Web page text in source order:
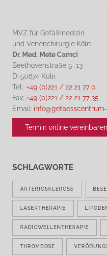
MVZ für Gefäßmedizin
und Venenchirurgie Köln
Dr. Med. Mete Camci
Beethovenstraße 5–13
D-50674 Köln
Tel.: +49 (0)221 / 22 21 77 0
Fax: +49 (0)221 / 22 21 77 35
Email:
Termin online vereinbaren
SCHLAGWORTE
ARTERIOSKLEROSE
LASERTHERAPIE
RADIOWELLENTHERAPIE
THROMBOSE